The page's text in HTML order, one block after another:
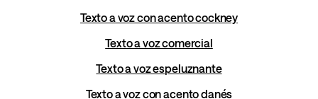
Texto a voz con acento cockney
Texto a voz comercial
Texto a voz espeluznante
Texto a voz con acento danés